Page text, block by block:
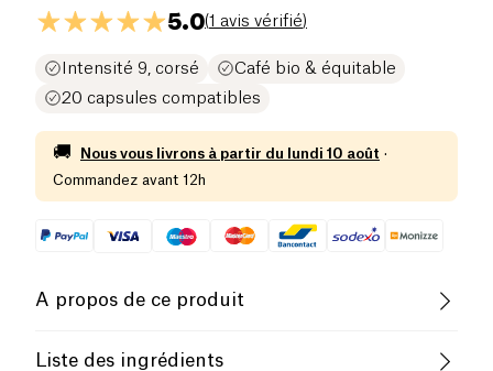
5.0(1 avis vérifié)
Intensité 9, corsé
Café bio & équitable
20 capsules compatibles
🚚 Nous vous livrons à partir du lundi 10 août ·
Commandez avant 12h
A propos de ce produit
Vegan Sans gluten (ingrédients)
Liste des ingrédients